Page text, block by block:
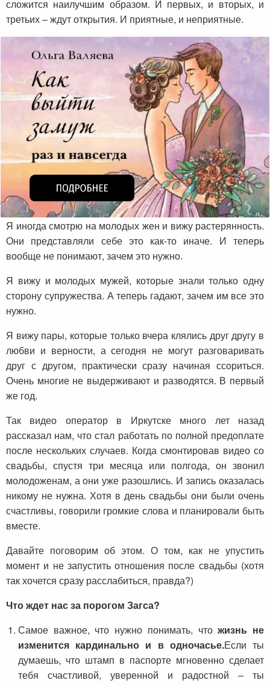
сложится наилучшим образом. И первых, и вторых, и
третьих – ждут открытия. И приятные, и неприятные.
Я иногда смотрю на молодых жен и вижу растерянность.
Они представляли себе это как-то иначе. И теперь
вообще не понимают, зачем это нужно.
Я вижу и молодых мужей, которые знали только одну
сторону супружества. А теперь гадают, зачем им все это
нужно.
Я вижу пары, которые только вчера клялись друг другу в
любви и верности, а сегодня не могут разговаривать
друг с другом, практически сразу начиная ссориться.
Очень многие не выдерживают и разводятся. В первый
же год.
Так видео оператор в Иркутске много лет назад
рассказал нам, что стал работать по полной предоплате
после нескольких случаев. Когда смонтировав видео со
свадьбы, спустя три месяца или полгода, он звонил
молодоженам, а они уже разошлись. И запись оказалась
никому не нужна. Хотя в день свадьбы они были очень
счастливы, говорили громкие слова и планировали быть
вместе.
Давайте поговорим об этом. О том, как не упустить
момент и не запустить отношения после свадьбы (хотя
так хочется сразу расслабиться, правда?)
Что ждет нас за порогом Загса?
Самое важное, что нужно понимать, чтожизнь не
изменится кардинально и в одночасье.Если ты
думаешь, что штамп в паспорте мгновенно сделает
тебя счастливой, уверенной и радостной – ты